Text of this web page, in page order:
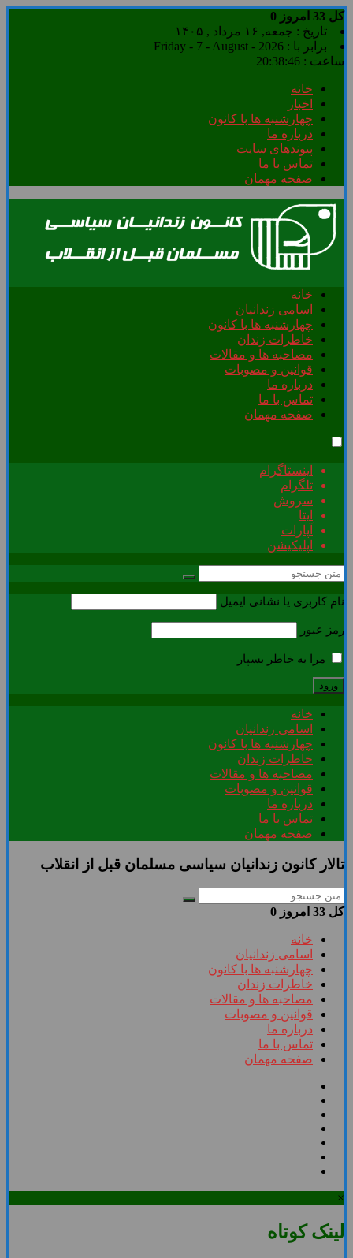
کل امروز 0
تاریخ : جمعه, ۱۶ مرداد , ۱۴۰۵
برابر با : Friday - 7 - August - 2026
ساعت : 20:38:46
خانه
اخبار
چهارشنبه ها با کانون
درباره ما
پیوندهای سایت
تماس با ما
صفحه مهمان
خانه
اسامی زندانیان
چهارشنبه ها با کانون
خاطرات زندان
مصاحبه ها و مقالات
قوانین و مصوبات
درباره ما
تماس با ما
صفحه مهمان
اینستاگرام
تلگرام
سروش
ایتا
آپارات
اپلیکیشن
نام کاربری یا نشانی ایمیل
رمز عبور
مرا به خاطر بسپار
خانه
اسامی زندانیان
چهارشنبه ها با کانون
خاطرات زندان
مصاحبه ها و مقالات
قوانین و مصوبات
درباره ما
تماس با ما
صفحه مهمان
تالار کانون زندانیان سیاسی مسلمان قبل از انقلاب
کل امروز 0
خانه
اسامی زندانیان
چهارشنبه ها با کانون
خاطرات زندان
مصاحبه ها و مقالات
قوانین و مصوبات
درباره ما
تماس با ما
صفحه مهمان
×
لینک کوتاه